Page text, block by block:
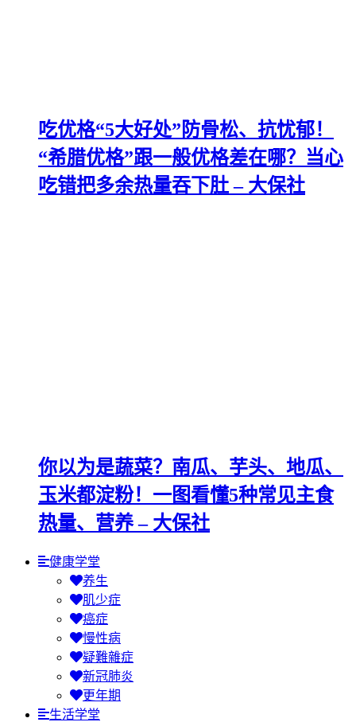
吃优格“5大好处”防骨松、抗忧郁！
“希腊优格”跟一般优格差在哪？当心
吃错把多余热量吞下肚 – 大保社
你以为是蔬菜？南瓜、芋头、地瓜、
玉米都淀粉！一图看懂5种常见主食
热量、营养 – 大保社
健康学堂
养生
肌少症
癌症
慢性病
疑難雜症
新冠肺炎
更年期
生活学堂